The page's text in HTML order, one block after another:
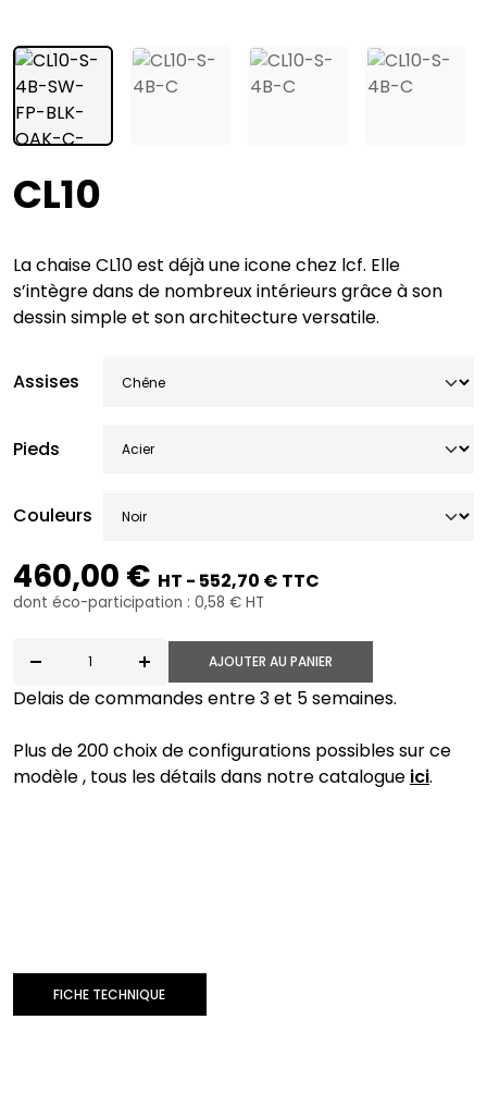
CL10
La chaise CL10 est déjà une icone chez lcf. Elle
s’intègre dans de nombreux intérieurs grâce à son
dessin simple et son architecture versatile.
Assises
Pieds
Couleurs
460,00 € HT - 552,70 € TTC
dont éco-participation : 0,58 € HT
quantité de CL10-S-4B-CAJOUTER AU PANIER
Delais de commandes entre 3 et 5 semaines.
Plus de 200 choix de configurations possibles sur ce
modèle , tous les détails dans notre catalogue ici.
FICHE TECHNIQUE